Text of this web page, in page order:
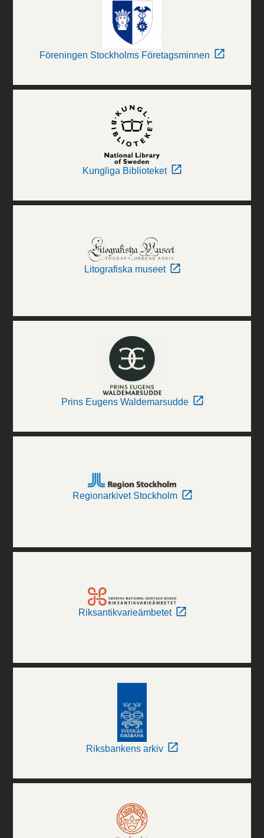
Föreningen Stockholms Företagsminnen
Kungliga Biblioteket
Litografiska museet
Prins Eugens Waldemarsudde
Regionarkivet Stockholm
Riksantikvarieämbetet
Riksbankens arkiv